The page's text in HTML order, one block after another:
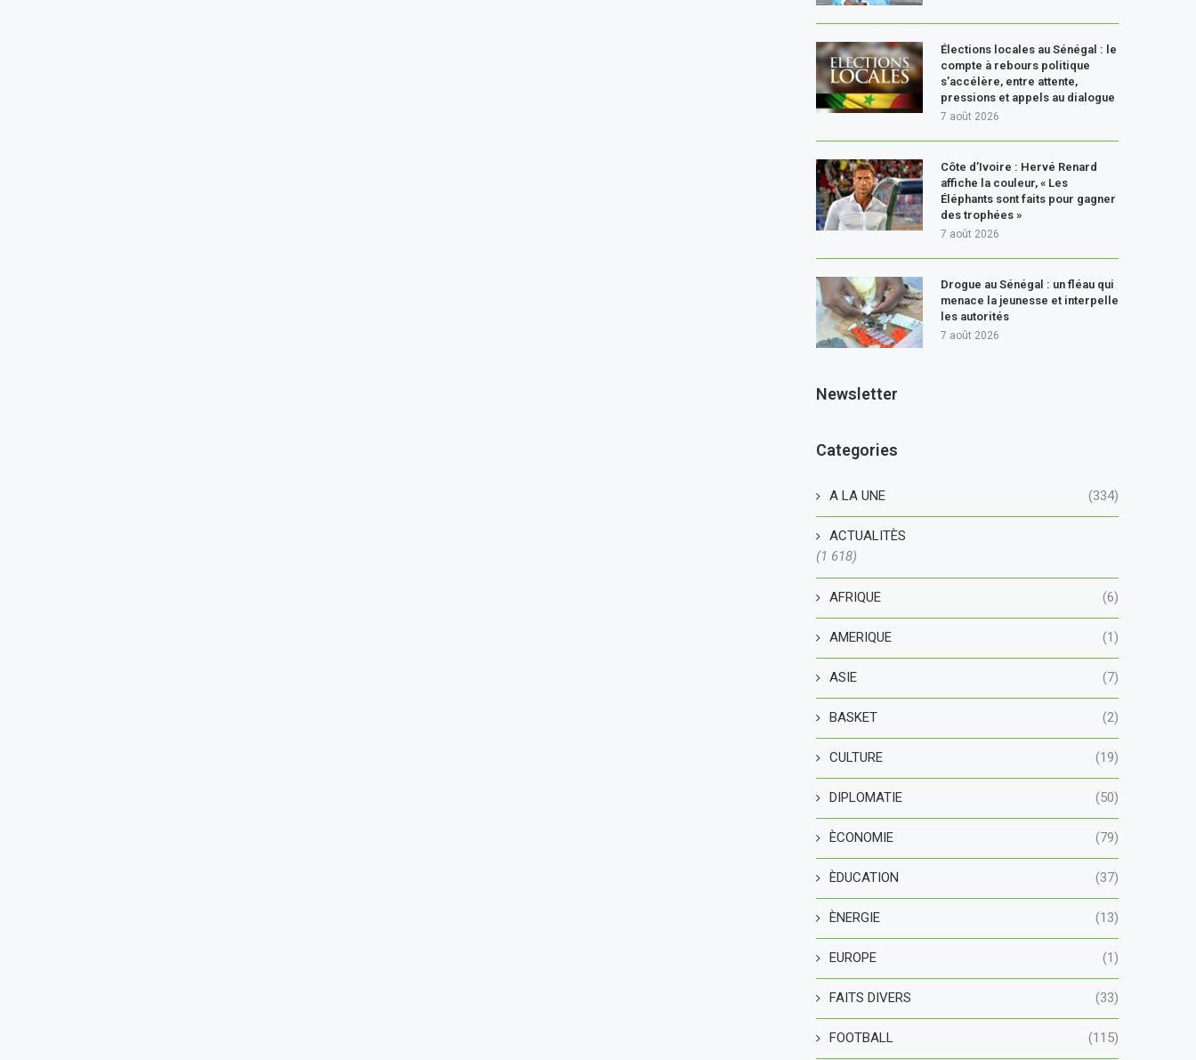
Élections locales au Sénégal : le
compte à rebours politique
s’accélère, entre attente,
pressions et appels au dialogue
7 août 2026
Côte d’Ivoire : Hervé Renard
affiche la couleur, « Les
Éléphants sont faits pour gagner
des trophées »
7 août 2026
Drogue au Sénégal : un fléau qui
menace la jeunesse et interpelle
les autorités
7 août 2026
Newsletter
Categories
A LA UNE (334)
ACTUALITÈS
(1 618)
AFRIQUE (6)
AMERIQUE (1)
ASIE (7)
BASKET (2)
CULTURE (19)
DIPLOMATIE (50)
ÈCONOMIE (79)
ÈDUCATION (37)
ÈNERGIE (13)
EUROPE (1)
FAITS DIVERS (33)
FOOTBALL (115)